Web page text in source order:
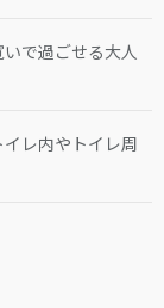
で過ごせる大人
レ内やトイレ周